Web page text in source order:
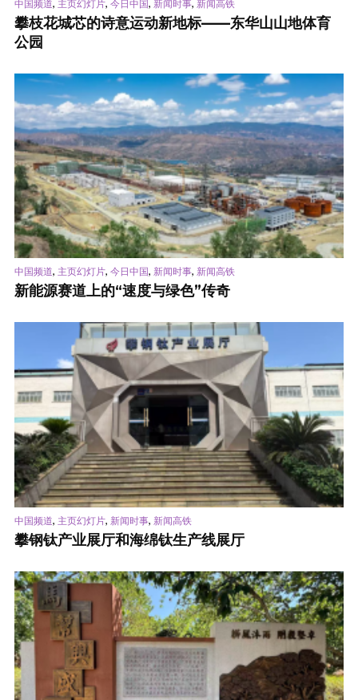
中国频道 主页幻灯片 今日中国 新闻时事 新闻高铁
攀枝花城芯的诗意运动新地标——东华山山地体育
公园
中国频道, 主页幻灯片, 今日中国, 新闻时事, 新闻高铁
新能源赛道上的“速度与绿色”传奇
中国频道, 主页幻灯片, 新闻时事, 新闻高铁
攀钢钛产业展厅和海绵钛生产线展厅